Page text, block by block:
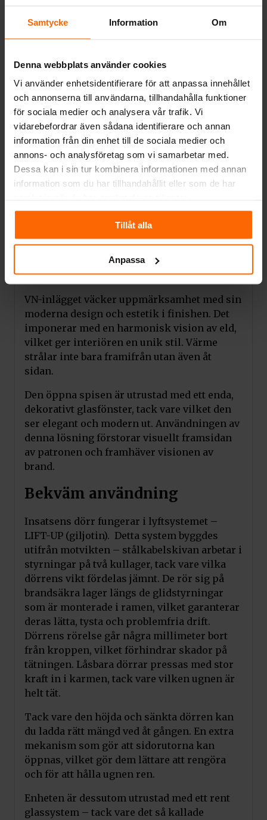
Samtycke Information Om
Denna webbplats använder cookies
Vi använder enhetsidentifierare för att anpassa innehållet
och annonserna till användarna, tillhandahålla funktioner
för sociala medier och analysera vår trafik. Vi
vidarebefordrar även sådana identifierare och annan
information från din enhet till de sociala medier och
annons- och analysföretag som vi samarbetar med.
Dessa kan i sin tur kombinera informationen med annan
information som du har tillhandahållit eller som de har
Tillåt alla
Anpassa
öppning av dörren. Insatsens framsida är
sammansatta glaset har kvalitets- och
säkerhetscertifikat. Insatsens kropp och
framsida är resistenta mot höga
temperaturer på grund av användningen av
högkvalitativt stål.
Dörrkarmen är gjord av en stängd profil,
vilket gör den stabil och motståndskraftig
mot spänningar som uppstår vid drift vid
höga temperaturer. Insatsens utmärkta
laserskurna med hjälp av moderna enheter
och böjda sedan på CNC-bockningsmaskiner.
Modern design
VN-inlägget väcker uppmärksamhet med sin
moderna design och estetik i finishen. Det
imponerar med en harmonisk vision av eld,
vilket ger interiören en unik stil. Värme
strålar inte bara framifrån utan även åt
sidan.
Den öppna spisen är utrustad med ett enda,
dekorativt glasfönster, tack vare vilket den
ser elegant och modern ut. Användningen av
denna lösning förstorar visuellt framsidan
av patronen och framhäver visionen av
brand.
Bekväm användning
Insatsens dörr fungerar i lyftsystemet –
LIFT-UP (giljotin). Detta system byggdes
utifrån motvikten – stålkabelskivan arbetar i
styrningar på två kullager, tack vare vilka
dörrens vikt fördelas jämnt. De rör sig på
brandsäkra lager längs de glidstyrningar
som är monterade i ramen, vilket garanterar
deras lätta, tysta och problemfria drift.
Dörrens rörelse går några millimeter bort
från kroppen, vilket förhindrar skador på
tätningen. Låsbara dörrar pressas med stor
kraft in i karmen, tack vare vilken ugnen är
helt tät.
Tack vare den höjda och sänkta dörren kan
du ladda rätt mängd ved åt gången. En extra
mekanism som gör att sidorutorna kan
öppnas, vilket gör dem lättare att rengöra
och för att hålla ugnen ren.
Enheten är dessutom utrustad med ett rent
glassystem – tack vare det så kallade